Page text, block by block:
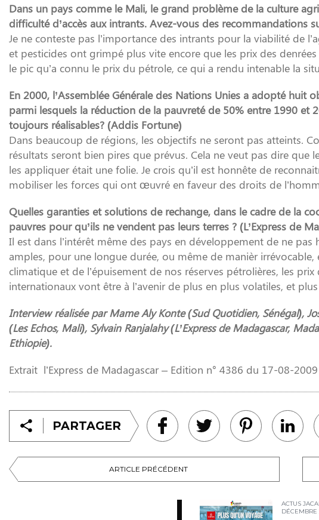
ARTICLE PRÉCÉDENT
ACTUS
DÉCEMBRE
Dans un pays comme le Mali, le grand problème de la culture
difficulté d’accès aux intrants. Avez-vous des recommandations
Je ne conteste pas l’importance des intrants pour la viabilité de
et pesticides ont grimpé plus vite encore que les prix des
le pic qu’a connu le prix du pétrole, ce qui a rendu intenable la
En 2000, l’Assemblée Générale des Nations Unies a adopté
parmi lesquels la réduction de la pauvreté de 50% entre 1990 et
toujours réalisables? (Addis Fortune)
Dans beaucoup de régions, les objectifs ne seront pas atteints.
résultats seront bien pires que prévus. Cela ne veut pas dire
les appliquer était une folie. Je crois qu’il est honnête de
mobiliser les forces qui ont œuvré en faveur des droits de
Quelles garanties et solutions de rechange, dans le cadre de la
pauvres pour qu’ils ne vendent pas leurs terres ? (L’Express de
Il est dans l’intérêt même des pays en développement de ne
amples, pour une longue durée, ou même de manièr
climatique et de l’épuisement de nos réserves pétrolières, les
internationaux vont être à l’avenir de plus en plus volatiles, et
Interview réalisée par Mame Aly Konte (Sud Quotidien, Sénégal),
(Les Echos, Mali), Sylvain Ranjalahy (L’Express de Madagascar,
Ethiopie).
Extrait l’Express de Madagascar – Edition n° 4386 du 17-08-2009
PARTAGER